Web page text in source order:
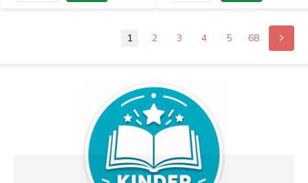
1 2 3 4 5 68